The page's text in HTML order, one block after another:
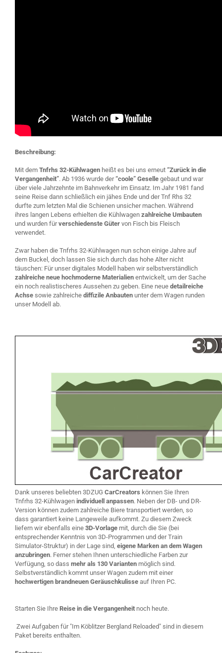
Beschreibung:
Mit dem Tnfrhs 32-Kühlwagen heißt es bei uns erneut “Zurück in die
Vergangenheit”. Ab 1936 wurde der“coole” Geselle gebaut und war
über viele Jahrzehnte im Bahnverkehr im Einsatz. Im Jahr 1981 fand
seine Reise dann schließlich ein jähes Ende und der Tnf Rhs 32
durfte zum letzten Mal die Schienen unsicher machen. Während
ihres langen Lebens erhielten die Kühlwagen zahlreiche Umbauten
und wurden fürverschiedenste Güter von Fisch bis Fleisch
verwendet.
Zwar haben die Tnfrhs 32-Kühlwagen nun schon einige Jahre auf
dem Buckel, doch lassen Sie sich durch das hohe Alter nicht
täuschen: Für unser digitales Modell haben wir selbstverständlich
zahlreiche neue hochmoderne Materialien entwickelt, um der Sache
ein noch realistischeres Aussehen zu geben. Eine neue detailreiche
Achse sowie zahlreiche diffizile Anbauten unter dem Wagen runden
unser Modell ab.
Dank unseres beliebten 3DZUG CarCreators können Sie Ihren
Tnfrhs 32-Kühlwagen individuell anpassen. Neben der DB- und DR-
Version können zudem zahlreiche Biere transportiert werden, so
dass garantiert keine Langeweile aufkommt. Zu diesem Zweck
liefern wir ebenfalls eine 3D-Vorlage mit, durch die Sie (bei
entsprechender Kenntnis von 3D-Programmen und der Train
Simulator-Struktur) in der Lage sind, eigene Marken an dem Wagen
anzubringen. Ferner stehen Ihnen unterschiedliche Farben zur
Verfügung, so dass mehr als 130 Varianten möglich sind.
Selbstverständlich kommt unser Wagen zudem mit einer
hochwertigen brandneuen Geräuschkulisse auf Ihren PC.
Starten Sie Ihre Reise in die Vergangenheit noch heute.
Zwei Aufgaben für "Im Köblitzer Bergland Reloaded" sind in diesem
Paket bereits enthalten.